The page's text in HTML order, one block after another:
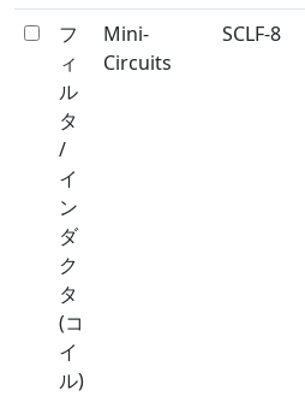
フ
ィ
ル
タ
/
イ
ン
ダ
ク
タ
(コ
イ
ル)
Mini-
Circuits
SCLF-8